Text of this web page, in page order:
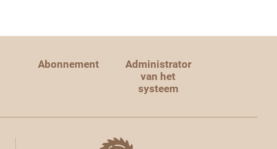
Abonnement
Administrator
van het
systeem